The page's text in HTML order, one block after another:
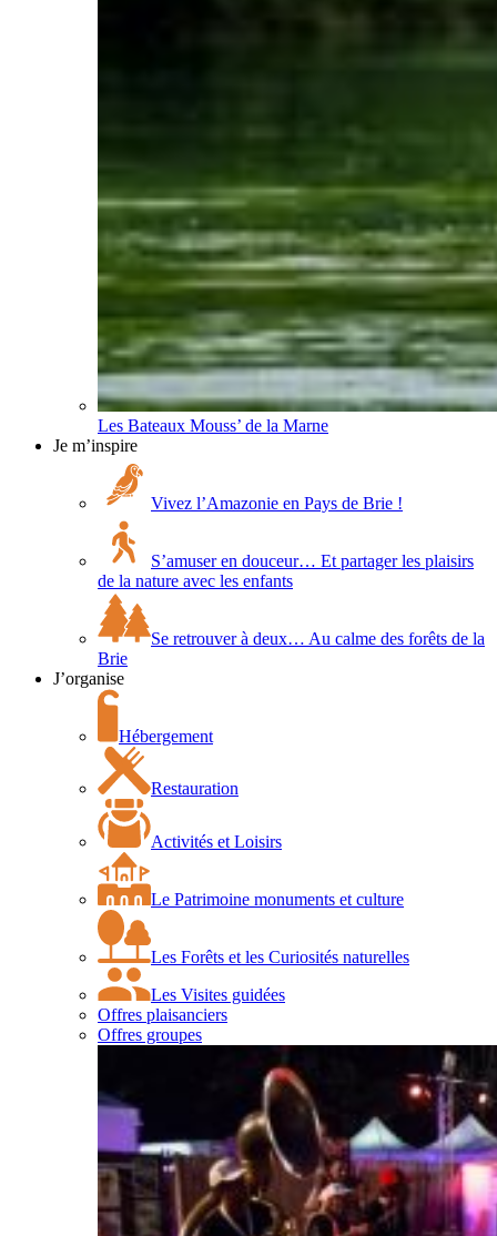
Les Bateaux Mouss’ de la Marne
Je m’inspire
Vivez l’Amazonie en Pays de Brie !
S’amuser en douceur… Et partager les plaisirs
de la nature avec les enfants
Se retrouver à deux… Au calme des forêts de la
Brie
J’organise
Hébergement
Restauration
Activités et Loisirs
Le Patrimoine monuments et culture
Les Forêts et les Curiosités naturelles
Les Visites guidées
Offres plaisanciers
Offres groupes